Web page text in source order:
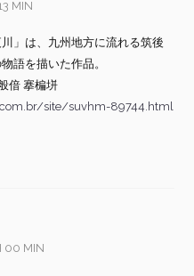
MIN
」は、九州地方に流れる筑後
語を描いた作品。
偣 搴楄垪
site/suvhm-89744.html
00 MIN